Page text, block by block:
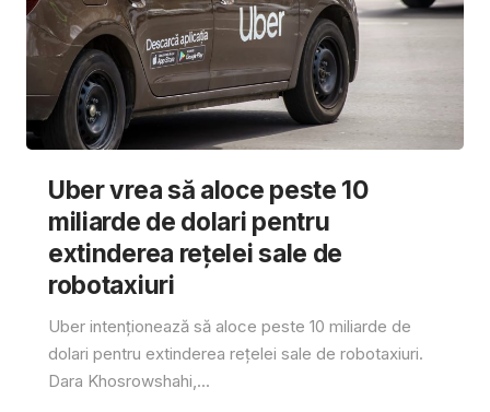
Uber vrea să aloce peste 10
miliarde de dolari pentru
extinderea rețelei sale de
robotaxiuri
Uber intenționează să aloce peste 10 miliarde de
dolari pentru extinderea rețelei sale de robotaxiuri.
Dara Khosrowshahi,...